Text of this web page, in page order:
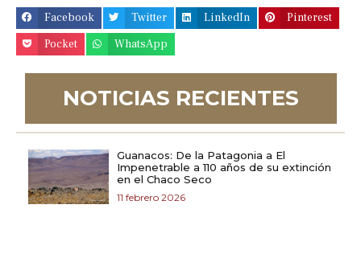
Facebook Twitter LinkedIn
Pinterest
Pocket
WhatsApp
NOTICIAS RECIENTES
Guanacos: De la Patagonia a El
Impenetrable a 110 años de su extinción
en el Chaco Seco
11 febrero 2026